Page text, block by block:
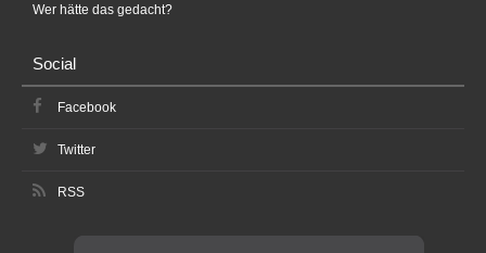
Wer hätte das gedacht?
Social
Facebook
Twitter
RSS